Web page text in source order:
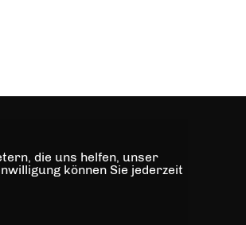
die uns helfen, unser
können Sie jederzeit